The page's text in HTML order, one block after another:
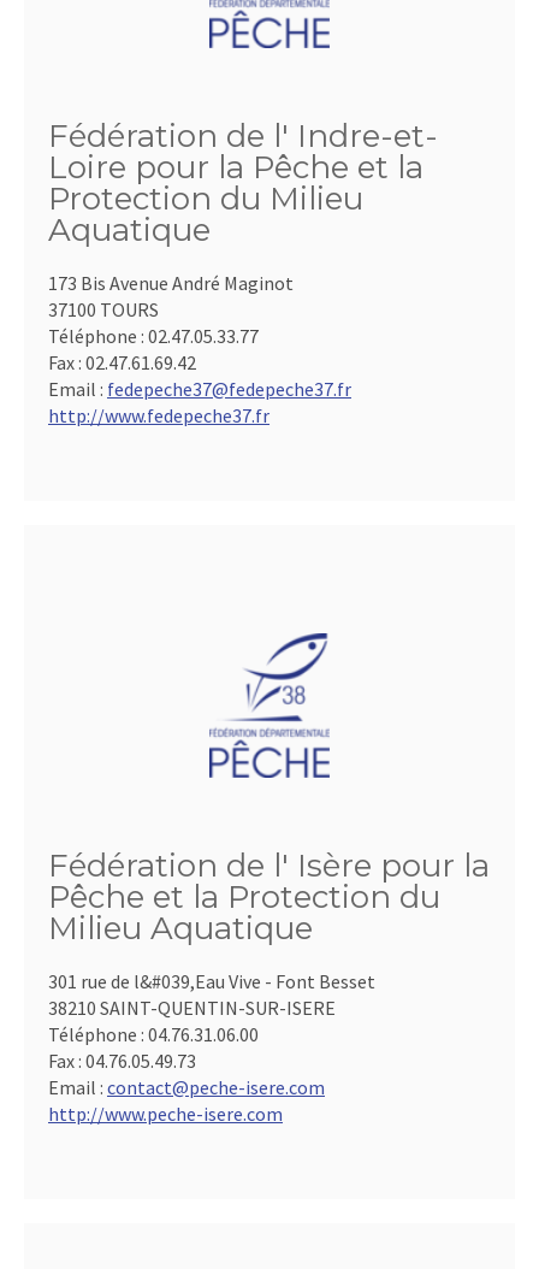
Fédération de l' Indre-et-
Loire pour la Pêche et la
Protection du Milieu
Aquatique
173 Bis Avenue André Maginot
37100 TOURS
Téléphone : 02.47.05.33.77
Fax : 02.47.61.69.42
Email : fedepeche37@fedepeche37.fr
http://www.fedepeche37.fr
Fédération de l' Isère pour la
Pêche et la Protection du
Milieu Aquatique
301 rue de l&#039,Eau Vive - Font Besset
38210 SAINT-QUENTIN-SUR-ISERE
Téléphone : 04.76.31.06.00
Fax : 04.76.05.49.73
Email : contact@peche-isere.com
http://www.peche-isere.com